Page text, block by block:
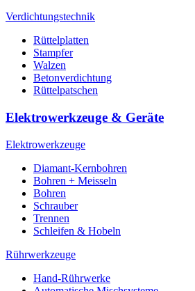
Verdichtungstechnik
Rüttelplatten
Stampfer
Walzen
Betonverdichtung
Rüttelpatschen
Elektrowerkzeuge & Geräte
Elektrowerkzeuge
Diamant-Kernbohren
Bohren + Meisseln
Bohren
Schrauber
Trennen
Schleifen & Hobeln
Rührwerkzeuge
Hand-Rührwerke